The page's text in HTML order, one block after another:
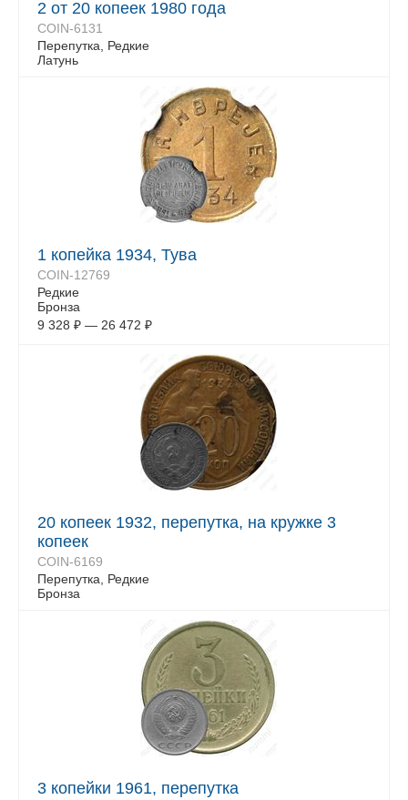
2 от 20 копеек 1980 года
COIN-6131
Перепутка, Редкие
Латунь
1 копейка 1934, Тува
COIN-12769
Редкие
Бронза
9 328 ₽ — 26 472 ₽
20 копеек 1932, перепутка, на кружке 3
копеек
COIN-6169
Перепутка, Редкие
Бронза
3 копейки 1961, перепутка